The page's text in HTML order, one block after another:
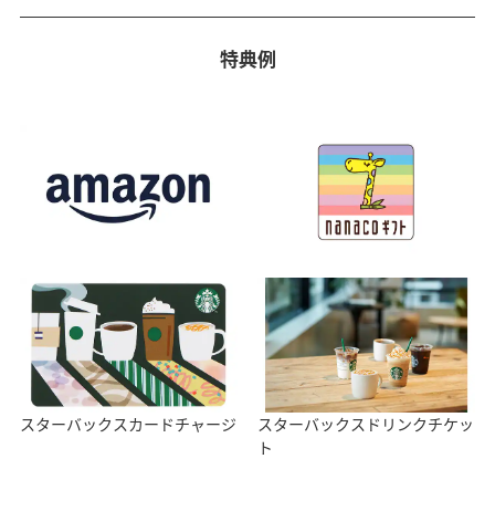
特典例
スターバックスカードチャージ
スターバックスドリンクチケッ
ト